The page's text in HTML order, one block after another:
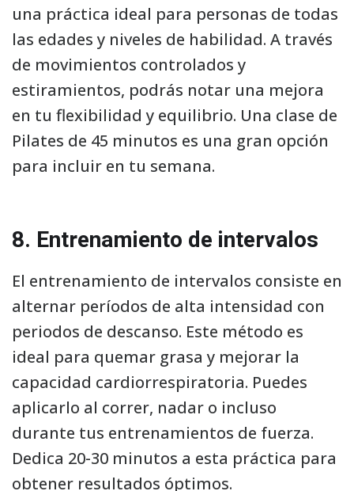
una práctica ideal para personas de todas
las edades y niveles de habilidad. A través
de movimientos controlados y
estiramientos, podrás notar una mejora
en tu flexibilidad y equilibrio. Una clase de
Pilates de 45 minutos es una gran opción
para incluir en tu semana.
8. Entrenamiento de intervalos
El entrenamiento de intervalos consiste en
alternar períodos de alta intensidad con
periodos de descanso. Este método es
ideal para quemar grasa y mejorar la
capacidad cardiorrespiratoria. Puedes
aplicarlo al correr, nadar o incluso
durante tus entrenamientos de fuerza.
Dedica 20-30 minutos a esta práctica para
obtener resultados óptimos.